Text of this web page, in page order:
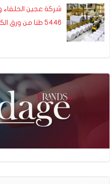
شركة عجين الحلفاء
5446 طنا من ورق الكتاب المدرسي وتؤمّن كامل…